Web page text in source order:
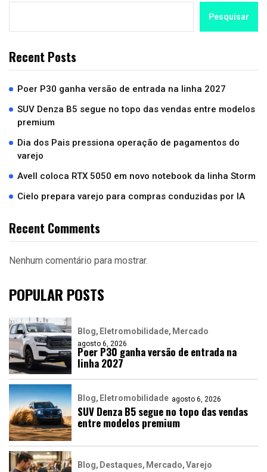
Pesquisar
Recent Posts
Poer P30 ganha versão de entrada na linha 2027
SUV Denza B5 segue no topo das vendas entre modelos
premium
Dia dos Pais pressiona operação de pagamentos do
varejo
Avell coloca RTX 5050 em novo notebook da linha Storm
Cielo prepara varejo para compras conduzidas por IA
Recent Comments
Nenhum comentário para mostrar.
POPULAR POSTS
Blog Eletromobilidade Mercado
agosto 6, 2026
Poer P30 ganha versão de entrada na
linha 2027
Blog Eletromobilidade agosto 6, 2026
SUV Denza B5 segue no topo das vendas
entre modelos premium
Blog Destaques Mercado Varejo